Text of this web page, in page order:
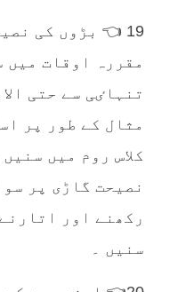
19 👈 بڑوں کی
مقررہ اوقات میں
تنہاٸی سے حتی
مثال کے طور پر
کلاس روم میں
نصیحت گاڑی پر
رکھنے اور
سنیں ۔